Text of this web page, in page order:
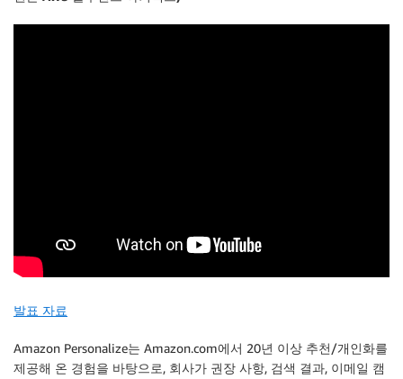
발표 자료
Amazon Personalize는 Amazon.com에서 20년 이상 추천/개인화를
제공해 온 경험을 바탕으로, 회사가 권장 사항, 검색 결과, 이메일 캠